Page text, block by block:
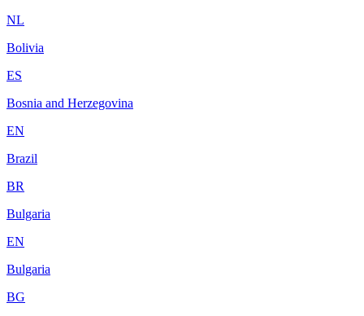
NL
Bolivia
ES
Bosnia and Herzegovina
EN
Brazil
BR
Bulgaria
EN
Bulgaria
BG